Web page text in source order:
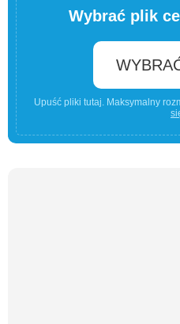
Wybrać plik
Upuść pliki tutaj. Maksymalny